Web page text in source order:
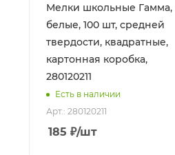
Мелки школьные Гамма,
белые, 100 шт, средней
твердости, квадратные,
картонная коробка,
280120211
Есть в наличии
Арт.: 280120211
185 ₽/шт